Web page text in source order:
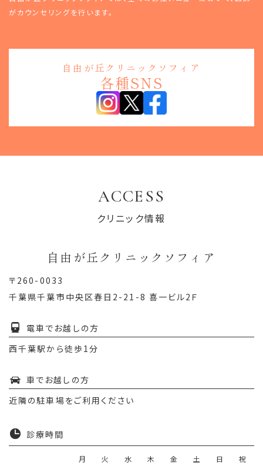
がカウンセリングを行います。
自由が丘クリニックソフィア
各種SNS
ACCESS
クリニック情報
自由が丘クリニックソフィア
〒260-0033
千葉県千葉市中央区春日2-21-8 喜一ビル2Ｆ
電車でお越しの方
西千葉駅から徒歩1分
車でお越しの方
近隣の駐車場をご利用ください
診療時間
月 火 水 木 金 土 日 祝